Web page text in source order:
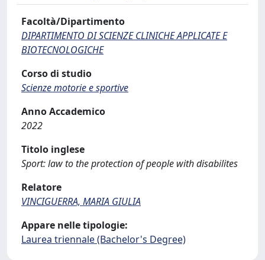
Facoltà/Dipartimento
DIPARTIMENTO DI SCIENZE CLINICHE APPLICATE E
BIOTECNOLOGICHE
Corso di studio
Scienze motorie e sportive
Anno Accademico
2022
Titolo inglese
Sport: law to the protection of people with disabilites
Relatore
VINCIGUERRA, MARIA GIULIA
Appare nelle tipologie:
Laurea triennale (Bachelor's Degree)